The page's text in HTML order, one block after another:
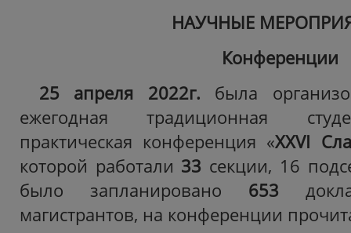
НАУЧНЫЕ
Конференции
25 апреля 2022г. была
ежегодная традиционная
практическая конференция «XXVI
которой работали 33 секции, 16
было запланировано 653
магистрантов, на конференции